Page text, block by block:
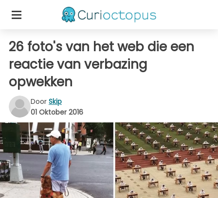
26 foto's van het web die een
reactie van verbazing
opwekken
Door Skip
01 Oktober 2016